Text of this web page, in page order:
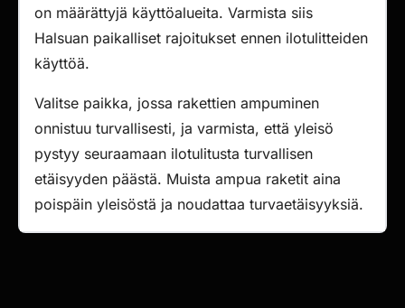
on määrättyjä käyttöalueita. Varmista siis
Halsuan paikalliset rajoitukset ennen ilotulitteiden
käyttöä.
Valitse paikka, jossa rakettien ampuminen
onnistuu turvallisesti, ja varmista, että yleisö
pystyy seuraamaan ilotulitusta turvallisen
etäisyyden päästä. Muista ampua raketit aina
poispäin yleisöstä ja noudattaa turvaetäisyyksiä.